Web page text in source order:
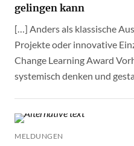
gelingen kann
[…] Anders als klassische
Projekte oder innovative
Change Learning Award
systemisch denken und
MELDUNGEN